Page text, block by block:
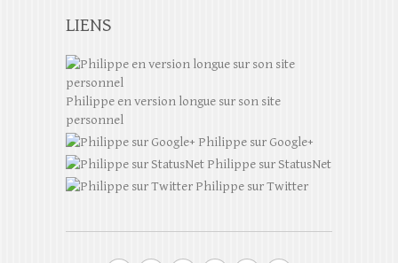
LIENS
Philippe en version longue sur son site
personnel
Philippe sur Google+
Philippe sur StatusNet
Philippe sur Twitter